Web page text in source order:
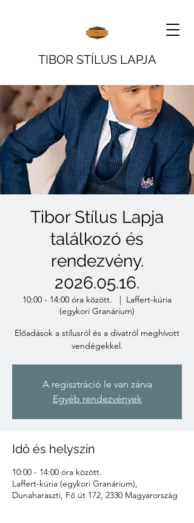
TIBOR STÍLUS LAPJA
Tibor Stílus Lapja
találkozó és
rendezvény.
2026.05.16.
10:00 - 14:00 óra között.
  |
Laffert-kúria
(egykori Granárium)
Előadások a stílusról és a divatról meghívott
vendégekkel.
A regisztráció le van zárva
Egyéb rendezvények
Idő és helyszín
10:00 - 14:00 óra között.
Laffert-kúria (egykori Granárium),
Dunaharaszti, Fő út 172, 2330 Magyarország